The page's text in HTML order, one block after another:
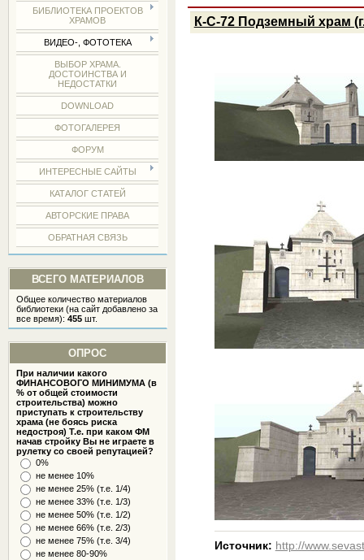
БИБЛИОТЕКА ПРОЕКТОВ
ХРАМОВ
ВИДЕО-, ФОТОТЕКА
ВЫБОР ХРАМА.
ДОСТОИНСТВА И
НЕДОСТАТКИ
DOWNLOAD
ФОТОГАЛЕРЕЯ
ФОРУМ
ИНТЕРЕСНЫЕ САЙТЫ
КАТАЛОГ СТАТЕЙ
АВТОРСКИЕ ПРАВА
ОБРАТНАЯ СВЯЗЬ
ВСЕГО МАТЕРИАЛОВ
Общее количество материалов
библиотеки (на сайт добавлено за
все время):455 шт.
ОПРОС
При наличии какого
ФИНАНСОВОГО МИНИМУМА (в
% от общей стоимости
строительства) можно
приступать к строительству
храма (не боясь риска
недостроя) Т.е. при каком ФМ
начав стройку Вы не играете в
рулетку со своей репутацией?
0%
не менее 10%
не менее 25% (т.е. 1/4)
не менее 33% (т.е. 1/3)
не менее 50% (т.е. 1/2)
не менее 66% (т.е. 2/3)
не менее 75% (т.е. 3/4)
не менее 80-90%
К-С-72 Подземный храм
Источник: http://